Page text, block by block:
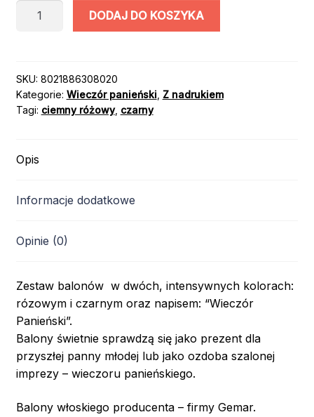
ilość
"WIECZÓR
PANIEŃSKI"
/
DODAJ DO KOSZYKA
SKU: 8021886308020
Kategorie: Wieczór panieński, Z nadrukiem
Tagi: ciemny różowy, czarny
Opis
Informacje dodatkowe
Opinie (0)
Zestaw balonów w dwóch, intensywnych kolorach:
rózowym i czarnym oraz napisem: “Wieczór
Panieński”.
Balony świetnie sprawdzą się jako prezent dla
przyszłej panny młodej lub jako ozdoba szalonej
imprezy – wieczoru panieńskiego.
Balony włoskiego producenta – firmy Gemar.